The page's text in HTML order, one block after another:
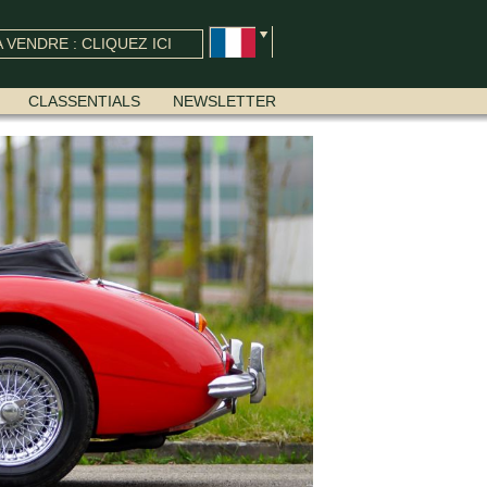
VENDRE : CLIQUEZ ICI
CLASSENTIALS NEWSLETTER